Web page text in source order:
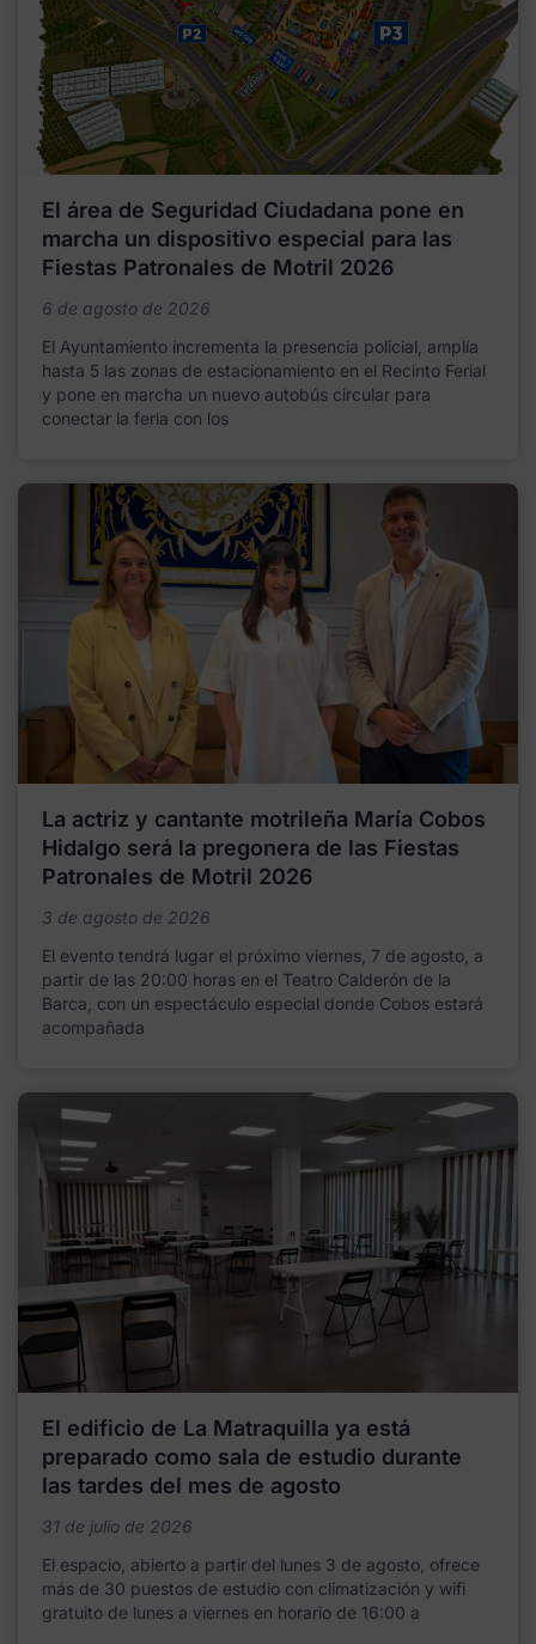
El área de Seguridad Ciudadana pone en
marcha un dispositivo especial para las
Fiestas Patronales de Motril 2026
6 de agosto de 2026
El Ayuntamiento incrementa la presencia policial, amplía
hasta 5 las zonas de estacionamiento en el Recinto Ferial
y pone en marcha un nuevo autobús circular para
conectar la feria con los
La actriz y cantante motrileña María Cobos
Hidalgo será la pregonera de las Fiestas
Patronales de Motril 2026
3 de agosto de 2026
El evento tendrá lugar el próximo viernes, 7 de agosto, a
partir de las 20:00 horas en el Teatro Calderón de la
Barca, con un espectáculo especial donde Cobos estará
acompañada
El edificio de La Matraquilla ya está
preparado como sala de estudio durante
las tardes del mes de agosto
31 de julio de 2026
El espacio, abierto a partir del lunes 3 de agosto, ofrece
más de 30 puestos de estudio con climatización y wifi
gratuito de lunes a viernes en horario de 16:00 a